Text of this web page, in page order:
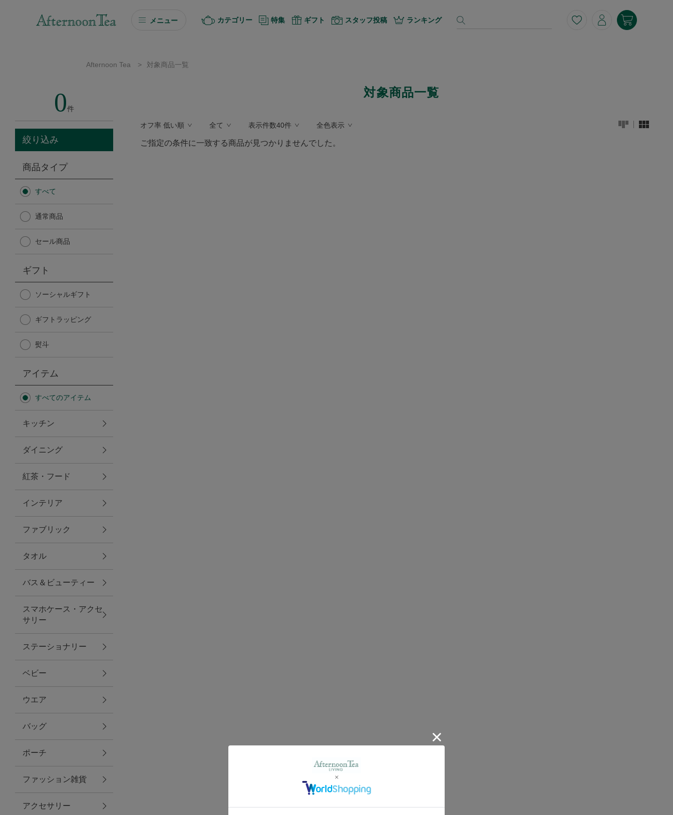
メニュー
ソーシャルギフト
カタログギフト
Afternoon Tea TEAROOM
Afternoon Tea TEAROOM
日傘
保冷バッグ
無重力シリーズ
トラベルグッズ
ランチ
バッグ
キッチン・ダイニング
ダイニング
キッチン
ファブリック
グリーン
バス＆ビューティー
バス＆ビューティー
タオル
カテゴリー 特集 ギフト スタッフ投稿 ランキング
Afternoon Tea > 対象商品一覧
0件
絞り込み
商品タイプ
すべて
通常商品
セール商品
ギフト
ソーシャルギフト
ギフトラッピング
熨斗
アイテム
すべてのアイテム
キッチン
ダイニング
紅茶・フード
インテリア
ファブリック
タオル
バス＆ビューティー
スマホケース・アクセ
サリー
ステーショナリー
ベビー
ウエア
バッグ
ポーチ
ファッション雑貨
アクセサリー
対象商品一覧
オフ率 低い順 全て 表示件数40件 全色表示
ご指定の条件に一致する商品が見つかりませんでした。